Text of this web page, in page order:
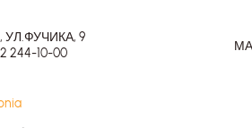
УЛ.ФУЧИКА, 9
244-10-00